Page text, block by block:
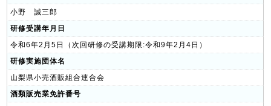
小野 誠三郎
研修受講年月日
令和6年2月5日（次回研修の受講期限:令和9年2月4日）
研修実施団体名
山梨県小売酒販組合連合会
酒類販売業免許番号